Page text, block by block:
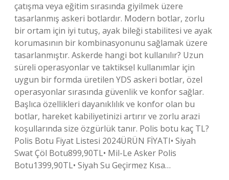
çatışma veya eğitim sırasında giyilmek üzere
tasarlanmış askeri botlardır. Modern botlar, zorlu
bir ortam için iyi tutuş, ayak bileği stabilitesi ve ayak
korumasının bir kombinasyonunu sağlamak üzere
tasarlanmıştır. Askerde hangi bot kullanılır? Uzun
süreli operasyonlar ve taktiksel kullanımlar için
uygun bir formda üretilen YDS askeri botlar, özel
operasyonlar sırasında güvenlik ve konfor sağlar.
Başlıca özellikleri dayanıklılık ve konfor olan bu
botlar, hareket kabiliyetinizi artırır ve zorlu arazi
koşullarında size özgürlük tanır. Polis botu kaç TL?
Polis Botu Fiyat Listesi 2024ÜRÜN FİYATI• Siyah
Swat Çöl Botu899,90TL• Mil-Le Asker Polis
Botu1399,90TL• Siyah Su Geçirmez Kısa…